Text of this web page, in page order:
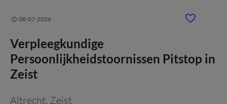
08-07-2026
Verpleegkundige
Persoonlijkheidstoornissen Pitstop in
Zeist
Altrecht, Zeist